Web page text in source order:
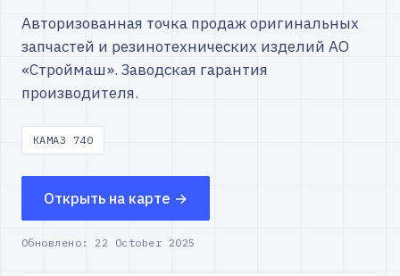
Авторизованная точка продаж оригинальных
запчастей и резинотехнических изделий АО
«Строймаш». Заводская гарантия
производителя.
КАМАЗ 740
Открыть на карте →
Обновлено: 22 October 2025